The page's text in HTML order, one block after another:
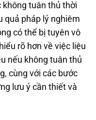
không tuân thủ thời
quả pháp lý nghiêm
có thể bị tuyên vô
rõ hơn về việc liệu
nếu không tuân thủ
cùng với các bước
lưu ý cần thiết và